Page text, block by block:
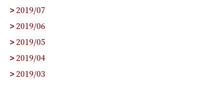
> 2019/07
> 2019/06
> 2019/05
> 2019/04
> 2019/03